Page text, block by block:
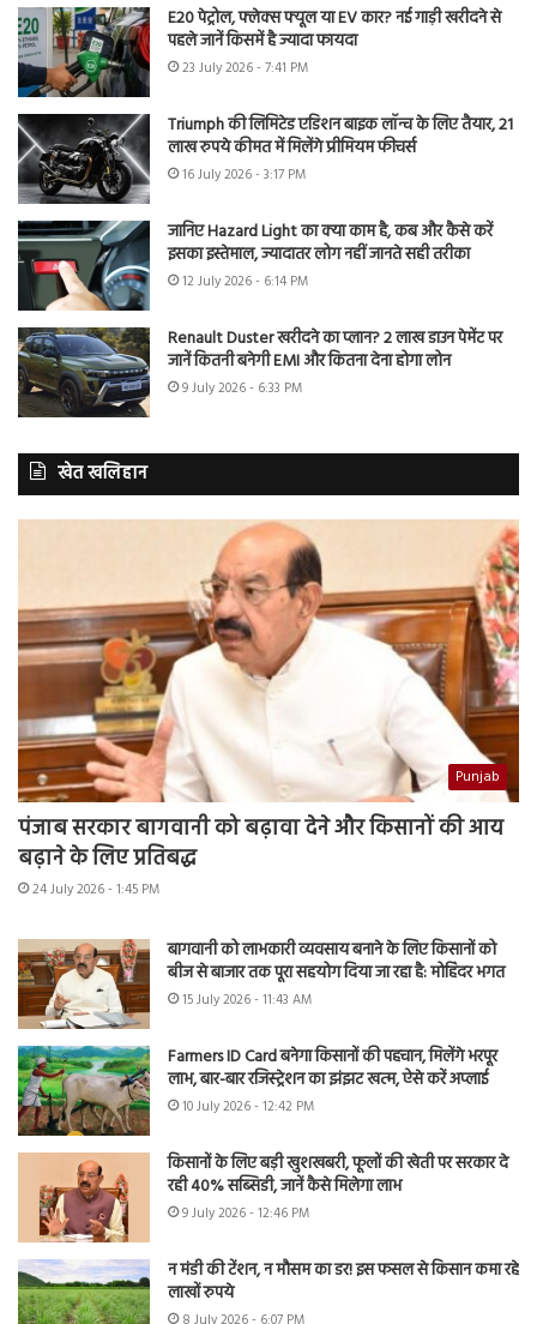
E20 पेट्रोल, फ्लेक्स फ्यूल या EV कार? नई गाड़ी खरीदने से
पहले जानें किसमें है ज्यादा फायदा
23 July 2026 - 7:41 PM
Triumph की लिमिटेड एडिशन बाइक लॉन्च के लिए तैयार, 21
लाख रुपये कीमत में मिलेंगे प्रीमियम फीचर्स
16 July 2026 - 3:17 PM
जानिए Hazard Light का क्या काम है, कब और कैसे करें
इसका इस्तेमाल, ज्यादातर लोग नहीं जानते सही तरीका
12 July 2026 - 6:14 PM
Renault Duster खरीदने का प्लान? 2 लाख डाउन पेमेंट पर
जानें कितनी बनेगी EMI और कितना देना होगा लोन
9 July 2026 - 6:33 PM
खेत खलिहान
Punjab
पंजाब सरकार बागवानी को बढ़ावा देने और किसानों की आय
बढ़ाने के लिए प्रतिबद्ध
24 July 2026 - 1:45 PM
बागवानी को लाभकारी व्यवसाय बनाने के लिए किसानों को
बीज से बाजार तक पूरा सहयोग दिया जा रहा है: मोहिंदर भगत
15 July 2026 - 11:43 AM
Farmers ID Card बनेगा किसानों की पहचान, मिलेंगे भरपूर
लाभ, बार-बार रजिस्ट्रेशन का झंझट खत्म, ऐसे करें अप्लाई
10 July 2026 - 12:42 PM
किसानों के लिए बड़ी खुशखबरी, फूलों की खेती पर सरकार दे
रही 40% सब्सिडी, जानें कैसे मिलेगा लाभ
9 July 2026 - 12:46 PM
न मंडी की टेंशन, न मौसम का डर! इस फसल से किसान कमा रहे
लाखों रुपये